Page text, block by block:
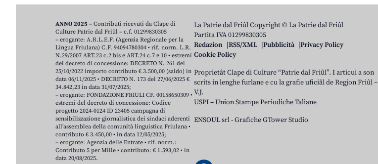
La Patrie dal Friûl Copyright © La Patrie dal Friûl
Partita IVA 01299830305
Redazion
RSS/XML Pubblicità
Privacy Policy
Cookie Policy
Proprietât Clape di Culture “Patrie dal Friûl”. I articui a son
scrits in lenghe furlane e cu la grafie uficiâl de Regjon Friûl –
V.J.
USPI – Union Stampe Periodiche Taliane
ENSOUL srl-Grafiche GTower Studio
ANNO 2025 – Contributi ricevuti da Clape di
Culture Patrie dal Friûl – c.f. 01299830305
– erogante: A.R.L.E.F. (Agenzia Regionale per la
Lingua Friulana) C.F. 94094780304 • rif. norm. L.R.
N.29/2007 ART.23 c.2 bis e ART.24 c.7 e 10 • estremi
del decreto di concessione: DECRETO N. 261 del
25/10/2022 importo contributo € 3.500,00 (saldo) in
data 06/11/2025 • DECRETO N. 173 del 27/06/2025 €
34.842,23 in data 31/07/2025;
– erogante: FONDAZIONE FRIULI CF. 00158650309 •
estremi del decreto di concessione: Codice
progetto 2024-0124 ID 23405 campagna di
sensibilizzazione giornalistica dei sindaci aderenti
all’assemblea della comunità linguistica Friulana •
contributo € 3.450,00 • in data 12/05/2025;
– erogante: Agenzia delle Entrate • rif. norm.:
Contributo 5 per Mille • contributo: € 1.593,02 • in
data 20/08/2025.